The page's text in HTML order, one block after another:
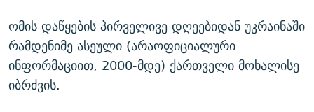
ომის დაწყების პირველივე დღეებიდან უკრაინაში
რამდენიმე ასეული (არაოფიციალური
ინფორმაციით, 2000-მდე) ქართველი მოხალისე
იბრძვის.